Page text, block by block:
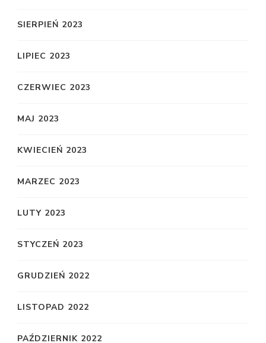
SIERPIEŃ 2023
LIPIEC 2023
CZERWIEC 2023
MAJ 2023
KWIECIEŃ 2023
MARZEC 2023
LUTY 2023
STYCZEŃ 2023
GRUDZIEŃ 2022
LISTOPAD 2022
PAŹDZIERNIK 2022